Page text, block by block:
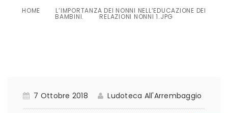
HOME L’IMPORTANZA DEI NONNI NELL’EDUCAZIONE DEI
BAMBINI. RELAZIONI NONNI 1.JPG
7 Ottobre 2018 Ludoteca All'Arrembaggio